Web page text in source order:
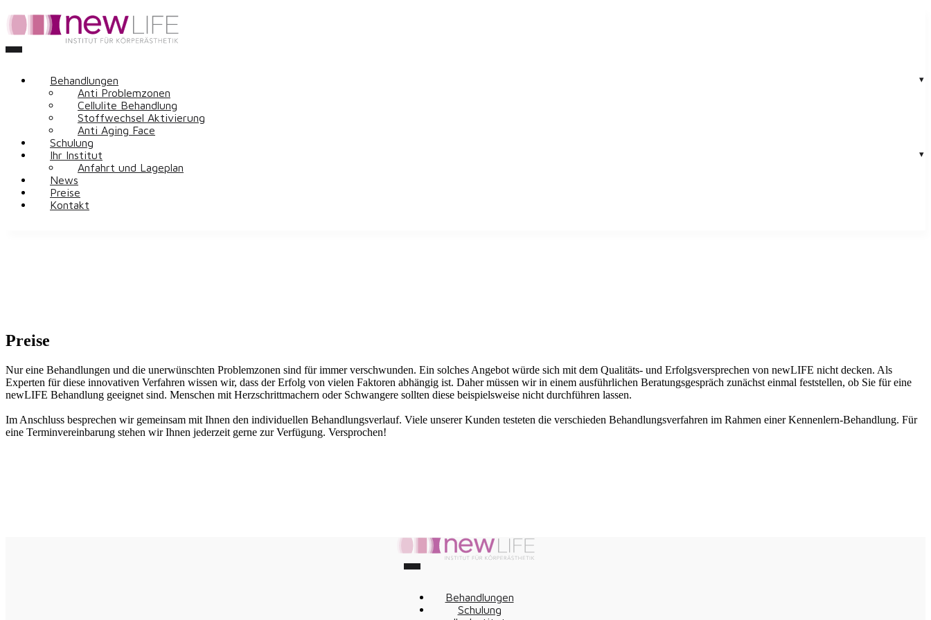
Behandlungen
Anti Problemzonen
Cellulite Behandlung
Stoffwechsel Aktivierung
Anti Aging Face
Schulung
Ihr Institut
Anfahrt und Lageplan
News
Preise
Kontakt
Preise
Nur eine Behandlungen und die unerwünschten Problemzonen sind für immer verschwunden. Ein solches Angebot würde sich mit dem Qualitäts- und Erfolgsversprechen von newLIFE nicht decken. Als
Experten für diese innovativen Verfahren wissen wir, dass der Erfolg von vielen Faktoren abhängig ist. Daher müssen wir in einem ausführlichen Beratungsgespräch zunächst einmal feststellen, ob Sie für eine
newLIFE Behandlung geeignet sind. Menschen mit Herzschrittmachern oder Schwangere sollten diese beispielsweise nicht durchführen lassen.
Im Anschluss besprechen wir gemeinsam mit Ihnen den individuellen Behandlungsverlauf. Viele unserer Kunden testeten die verschieden Behandlungsverfahren im Rahmen einer Kennenlern-Behandlung. Für
eine Terminvereinbarung stehen wir Ihnen jederzeit gerne zur Verfügung. Versprochen!
Behandlungen
Schulung